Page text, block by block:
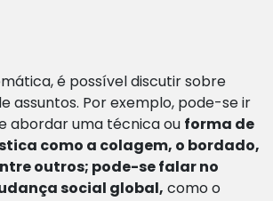
é possível discutir sobre
assuntos. Por exemplo, pode-se ir
abordar uma técnica ou forma de
como a colagem, o bordado,
outros; pode-se falar no
social global, como o